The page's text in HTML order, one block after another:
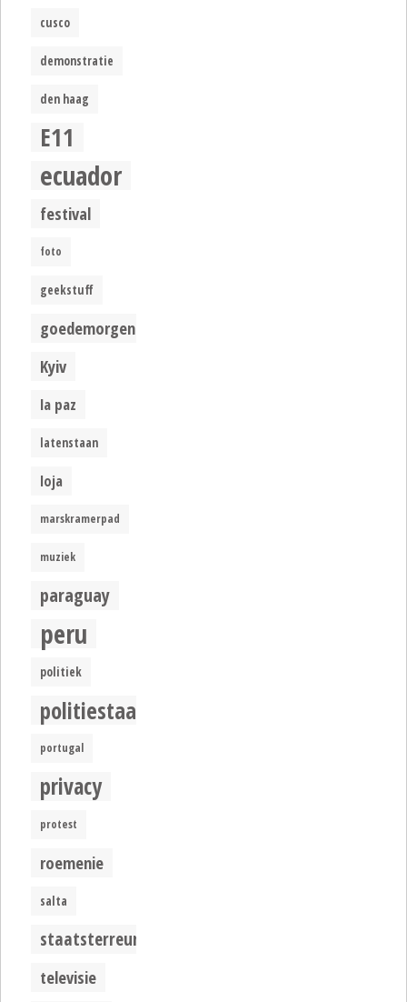
cusco
demonstratie
den haag
E11
ecuador
festival
foto
geekstuff
goedemorgen
Kyiv
la paz
latenstaan
loja
marskramerpad
muziek
paraguay
peru
politiek
politiestaat
portugal
privacy
protest
roemenie
salta
staatsterreur
televisie